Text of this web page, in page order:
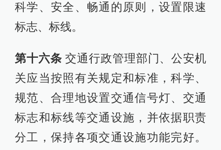
科学、安全、畅通的原则，设置限速
标志、标线。
第十六条 交通行政管理部门、公安机
关应当按照有关规定和标准，科学、
规范、合理地设置交通信号灯、交通
标志和标线等交通设施，并依据职责
分工，保持各项交通设施功能完好。